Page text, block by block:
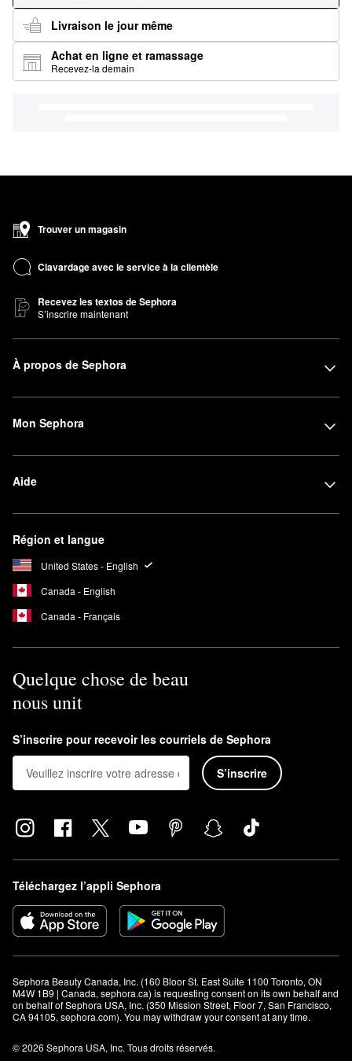
Livraison le jour même
Achat en ligne et ramassage
Recevez-la demain
Trouver un magasin
Clavardage avec le service à la clientèle
Recevez les textos de Sephora
S’inscrire maintenant
À propos de Sephora
Mon Sephora
Aide
Région et langue
United States - English
Canada - English
Canada - Français
Quelque chose de beau
nous unit
S’inscrire pour recevoir les courriels de Sephora
S’inscrire
Téléchargez l’appli Sephora
Sephora Beauty Canada, Inc. (160 Bloor St. East Suite 1100 Toronto, ON
M4W 1B9 | Canada, sephora.ca) is requesting consent on its own behalf and
on behalf of Sephora USA, Inc. (350 Mission Street, Floor 7, San Francisco,
CA 94105, sephora.com). You may withdraw your consent at any time.
© 2026 Sephora USA, Inc. Tous droits réservés.